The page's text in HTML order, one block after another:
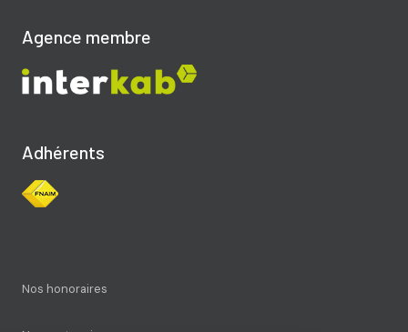
Agence membre
Adhérents
Nos honoraires